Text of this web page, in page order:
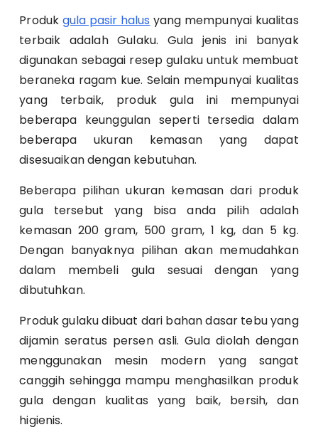
Produk gula pasir halus yang mempunyai kualitas
terbaik adalah Gulaku. Gula jenis ini banyak
digunakan sebagai resep gulaku untuk membuat
beraneka ragam kue. Selain mempunyai kualitas
yang terbaik, produk gula ini mempunyai
beberapa keunggulan seperti tersedia dalam
beberapa ukuran kemasan yang dapat
disesuaikan dengan kebutuhan.
Beberapa pilihan ukuran kemasan dari produk
gula tersebut yang bisa anda pilih adalah
kemasan 200 gram, 500 gram, 1 kg, dan 5 kg.
Dengan banyaknya pilihan akan memudahkan
dalam membeli gula sesuai dengan yang
dibutuhkan.
Produk gulaku dibuat dari bahan dasar tebu yang
dijamin seratus persen asli. Gula diolah dengan
menggunakan mesin modern yang sangat
canggih sehingga mampu menghasilkan produk
gula dengan kualitas yang baik, bersih, dan
higienis.